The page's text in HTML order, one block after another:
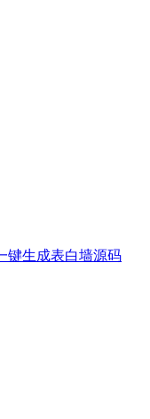
键生成表白墙源码